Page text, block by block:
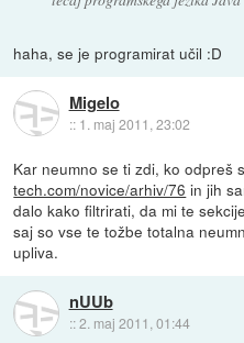
haha, se je programirat učil :D
Migelo
:: 1. maj 2011, 23:02
Kar neumno se ti zdi, ko odpreš
tech.com/novice/arhiv/76 in jih
dalo kako filtrirati, da mi te
saj so vse te tožbe totalna
upliva.
nUUb
::2. maj 2011, 01:44